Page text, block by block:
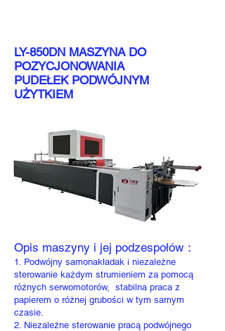
LY-850DN MASZYNA DO
POZYCJONOWANIA
PUDEŁEK PODWÓJNYM
UŻYTKIEM
Opis maszyny i jej podzespołów：
1. Podwójny samonakładak i niezależne
sterowanie każdym strumieniem za pomocą
różnych serwomotorów, stabilna praca z
papierem o różnej grubości w tym samym
czasie.
2. Niezależne sterowanie pracą podwójnego